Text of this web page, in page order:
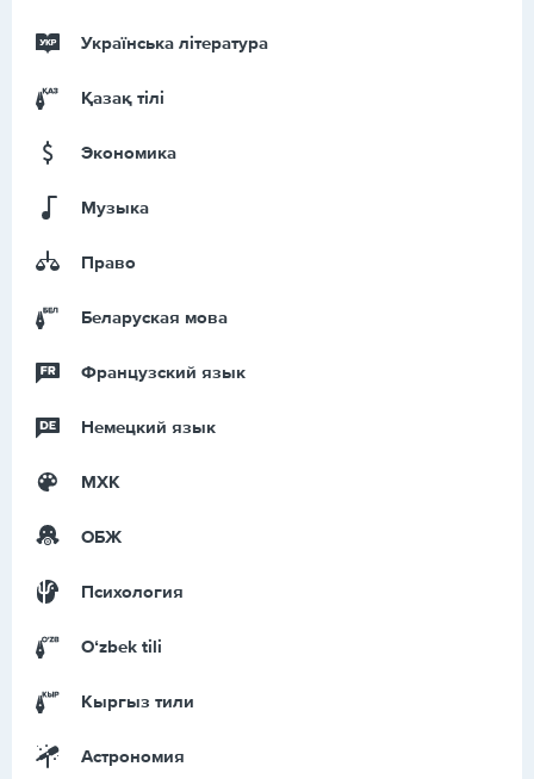
Українська література
Қазақ тiлi
Экономика
Музыка
Право
Беларуская мова
Французский язык
Немецкий язык
МХК
ОБЖ
Психология
Оʻzbek tili
Кыргыз тили
Астрономия